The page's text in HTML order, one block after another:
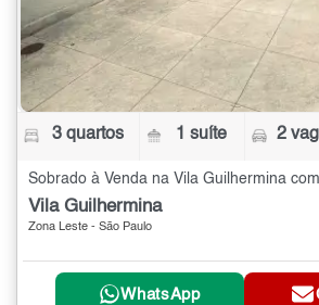
3 quartos 1 suíte 2
Sobrado à Venda na Vila Guilhermina
Vila Guilhermina
Zona Leste - São Paulo
WhatsApp